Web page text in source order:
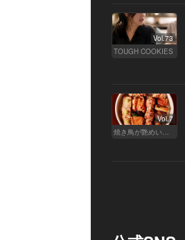
Vol.73
TOUGH COOKIES
Vol.7
焼き鳥が艶めいてきた